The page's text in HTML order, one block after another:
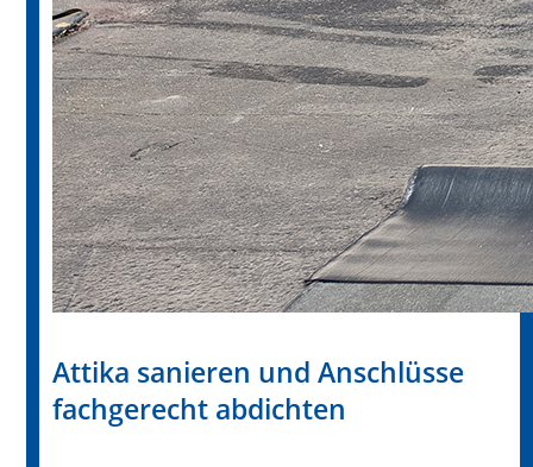
Attika sanieren und Anschlüsse
fachgerecht abdichten